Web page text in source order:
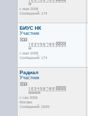
с мая 2008
Сообщений: 174
БИУС НК
Участник
с мая 2008
Сообщений: 174
Радиал
Участник
с сен 2005
Москва
Сообщений: 2649